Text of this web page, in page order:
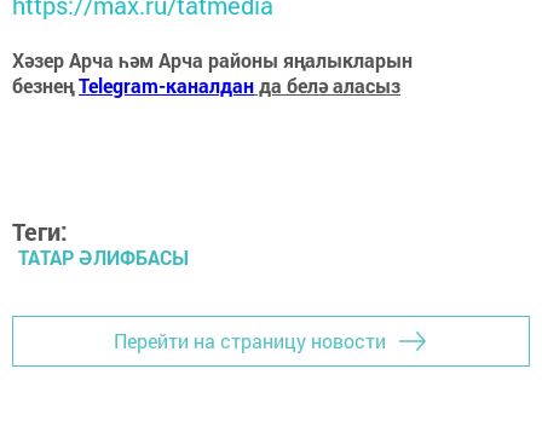
Хәзер Арча һәм Арча районы яңалыкларын
безнеңTelegram-каналданда белә аласыз
Теги:
ТАТАР ӘЛИФБАСЫ
Перейти на страницу новости